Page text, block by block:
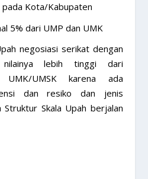
pada Kota/Kabupaten
5% dari UMP dan UMK
negosiasi serikat dengan
nilainya lebih tinggi dari
UMK/UMSK karena ada
dan resiko dan jenis
Struktur Skala Upah berjalan